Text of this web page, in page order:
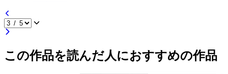
この作品を読んだ人におすすめの作品